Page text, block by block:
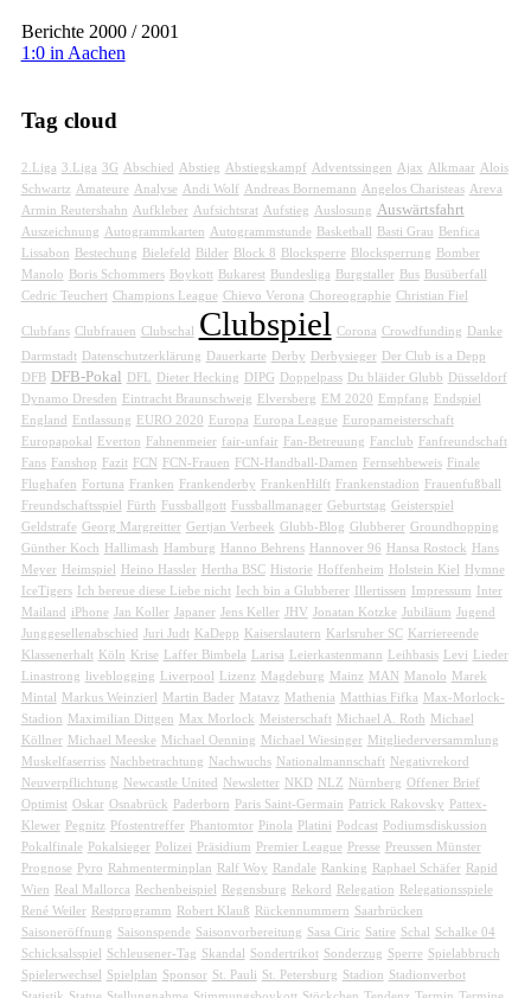
Berichte 2000 / 2001
1:0 in Aachen
Tag cloud
2.Liga 3.Liga 3G Abschied Abstieg Abstiegskampf Adventssingen Ajax Alkmaar Alois
Schwartz Amateure Analyse Andi Wolf Andreas Bornemann Angelos Charisteas Areva
Armin Reutershahn Aufkleber Aufsichtsrat Aufstieg Auslosung Auswärtsfahrt
Auszeichnung Autogrammkarten Autogrammstunde Basketball Basti Grau
Benfica
Lissabon
Bestechung Bielefeld Bilder Block 8 Blocksperre Blocksperrung
Bomber
Manolo
Boris Schommers Boykott Bukarest Bundesliga Burgstaller Bus
Busüberfall
Cedric Teuchert Champions League Chievo Verona Choreographie Christian Fiel
Clubfans Clubfrauen Clubschal Clubspiel Corona Crowdfunding
Danke
Darmstadt
Datenschutzerklärung Dauerkarte Derby Derbysieger
Der Club is a Depp
DFB
DFB-Pokal DFL Dieter Hecking DIPG Doppelpass Du bläider Glubb
Düsseldorf
Dynamo Dresden
Eintracht Braunschweig Elversberg EM 2020 Empfang
Endspiel
England
Entlassung EURO 2020 Europa Europa League
Europameisterschaft
Europapokal
Everton Fahnenmeier fair-unfair Fan-Betreuung Fanclub
Fanfreundschaft
Fans
Fanshop Fazit FCN FCN-Frauen FCN-Handball-Damen Fernsehbeweis
Finale
Flughafen
Fortuna Franken Frankenderby FrankenHilft Frankenstadion
Frauenfußball
Freundschaftsspiel
Fürth Fussballgott Fussballmanager Geburtstag Geisterspiel
Geldstrafe Georg Margreitter Gertjan Verbeek Glubb-Blog Glubberer Groundhopping
Günther Koch
Hallimash Hamburg Hanno Behrens Hannover 96 Hansa Rostock
Hans
Meyer
Heimspiel Heino Hassler Hertha BSC Historie Hoffenheim Holstein Kiel
Hymne
IceTigers
Ich bereue diese Liebe nicht Iech bin a Glubberer Illertissen Impressum
Inter
Mailand
iPhone Jan Koller Japaner Jens Keller JHV Jonatan Kotzke Jubiläum Jugend
Junggesellenabschied
Juri Judt KaDepp Kaiserslautern Karlsruher SC
Karriereende
Klassenerhalt
Köln Krise Laffer Bimbela Larisa Leierkastenmann Leihbasis Levi
Lieder
Linastrong
liveblogging Liverpool Lizenz Magdeburg Mainz MAN Manolo
Marek
Mintal
Markus Weinzierl Martin Bader Matavz Mathenia Matthias Fifka
Max-Morlock-
Stadion
Maximilian Dittgen Max Morlock Meisterschaft Michael A. Roth
Michael
Köllner Michael Meeske Michael Oenning Michael Wiesinger Mitgliederversammlung
Muskelfaserriss Nachbetrachtung Nachwuchs Nationalmannschaft Negativrekord
Neuverpflichtung
Newcastle United Newsletter NKD NLZ Nürnberg Offener Brief
Optimist Oskar Osnabrück Paderborn Paris Saint-Germain Patrick Rakovsky
Pattex-
Klewer
Pegnitz Pfostentreffer Phantomtor Pinola Platini Podcast
Podiumsdiskussion
Pokalfinale
Pokalsieger Polizei Präsidium Premier League Presse
Preussen Münster
Prognose
Pyro Rahmenterminplan Ralf Woy Randale Ranking Raphael Schäfer
Rapid
Wien
Real Mallorca Rechenbeispiel Regensburg Rekord Relegation
Relegationsspiele
René Weiler
Restprogramm Robert Klauß Rückennummern Saarbrücken
Saisoneröffnung Saisonspende Saisonvorbereitung Sasa Ciric Satire Schal
Schalke 04
Schicksalsspiel
Schleusener-Tag Skandal Sondertrikot Sonderzug Sperre Spielabbruch
Spielerwechsel
Spielplan Sponsor St. Pauli St. Petersburg Stadion Stadionverbot